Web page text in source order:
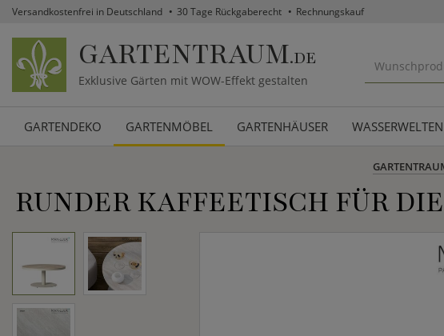
Versandkostenfrei in Deutschland 30 Tage Rückgaberecht Rechnungskauf
GARTENTRAUM.DE
Exklusive Gärten mit WOW-Effekt gestalten
GARTENDEKO GARTENMÖBEL GARTENHÄUSER WASSERWELTEN
RUNDER KAFFEETISCH FÜR